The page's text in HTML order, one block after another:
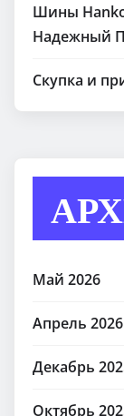
Шины
Надежный
Скупка и
Май 2026
Апрель 2026
Декабрь
Октябрь